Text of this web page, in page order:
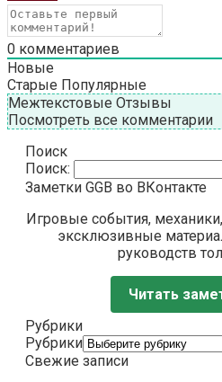
0 комментариев
Новые
Старые Популярные
Межтекстовые Отзывы
Посмотреть все комментарии
Поиск
Поиск:
Заметки GGB во ВКонтакте
Игровые события,
эксклюзивные
руководств
Читать
Рубрики
Рубрики
Свежие записи